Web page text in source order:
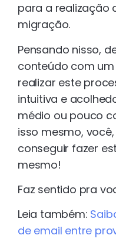
para a realização
migração.
Pensando nisso,
conteúdo com
realizar este
intuitiva e
médio ou pouco
isso mesmo,
conseguir fazer
mesmo!
Faz sentido pra
Leia também:
de email entre